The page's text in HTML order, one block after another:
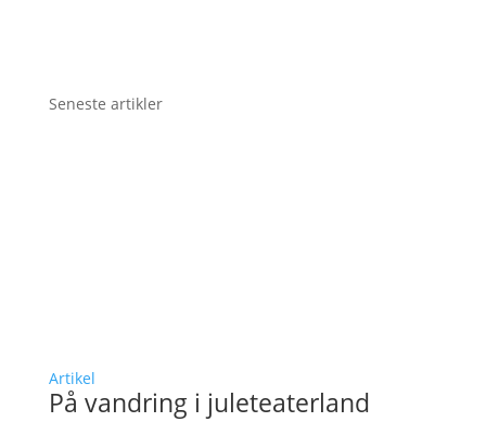
Seneste artikler
Artikel
På vandring i juleteaterland